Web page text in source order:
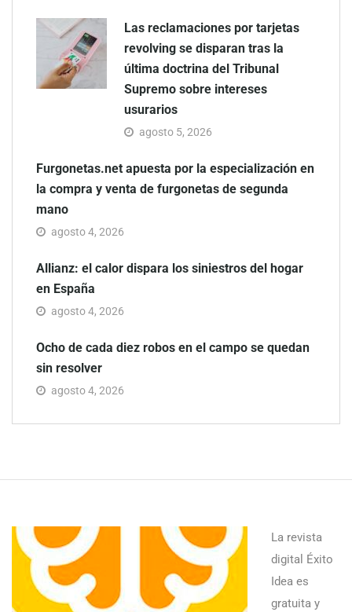
Las reclamaciones por tarjetas
revolving se disparan tras la
última doctrina del Tribunal
Supremo sobre intereses
usurarios
agosto 5, 2026
Furgonetas.net apuesta por la especialización en
la compra y venta de furgonetas de segunda
mano
agosto 4, 2026
Allianz: el calor dispara los siniestros del hogar
en España
agosto 4, 2026
Ocho de cada diez robos en el campo se quedan
sin resolver
agosto 4, 2026
La revista
digital Éxito
Idea es
gratuita y